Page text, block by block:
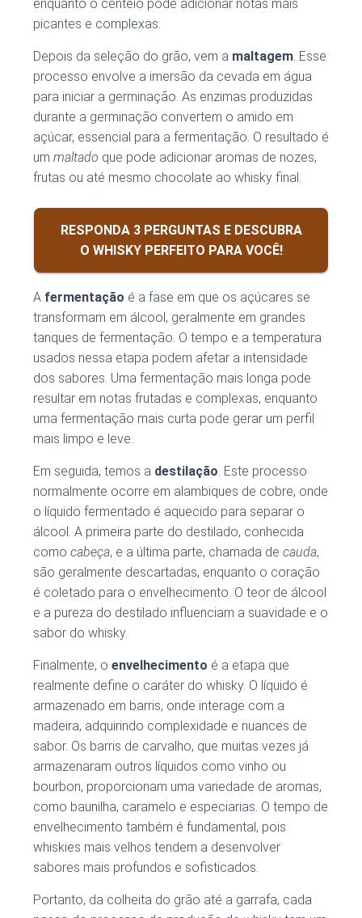
enquanto o centeio pode adicionar notas mais
picantes e complexas.
Depois da seleção do grão, vem a maltagem. Esse
processo envolve a imersão da cevada em água
para iniciar a germinação. As enzimas produzidas
durante a germinação convertem o amido em
açúcar, essencial para a fermentação. O resultado é
um maltado que pode adicionar aromas de nozes,
frutas ou até mesmo chocolate ao whisky final.
RESPONDA 3 PERGUNTAS E DESCUBRA
O WHISKY PERFEITO PARA VOCÊ!
A fermentação é a fase em que os açúcares se
transformam em álcool, geralmente em grandes
tanques de fermentação. O tempo e a temperatura
usados nessa etapa podem afetar a intensidade
dos sabores. Uma fermentação mais longa pode
resultar em notas frutadas e complexas, enquanto
uma fermentação mais curta pode gerar um perfil
mais limpo e leve.
Em seguida, temos a destilação. Este processo
normalmente ocorre em alambiques de cobre, onde
o líquido fermentado é aquecido para separar o
álcool. A primeira parte do destilado, conhecida
como cabeça, e a última parte, chamada de cauda,
são geralmente descartadas, enquanto o coração
é coletado para o envelhecimento. O teor de álcool
e a pureza do destilado influenciam a suavidade e o
sabor do whisky.
Finalmente, o envelhecimento é a etapa que
realmente define o caráter do whisky. O líquido é
armazenado em barris, onde interage com a
madeira, adquirindo complexidade e nuances de
sabor. Os barris de carvalho, que muitas vezes já
armazenaram outros líquidos como vinho ou
bourbon, proporcionam uma variedade de aromas,
como baunilha, caramelo e especiarias. O tempo de
envelhecimento também é fundamental, pois
whiskies mais velhos tendem a desenvolver
sabores mais profundos e sofisticados.
Portanto, da colheita do grão até a garrafa, cada